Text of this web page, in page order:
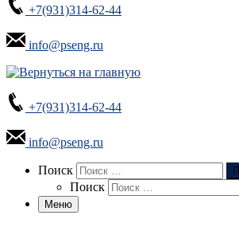
+7(931)314-62-44
info@pseng.ru
+7(931)314-62-44
info@pseng.ru
Search
Поиск
Поиск
Меню